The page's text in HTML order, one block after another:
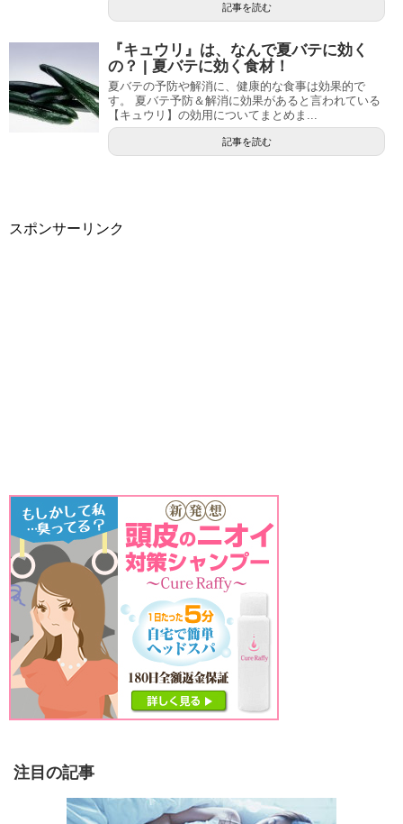
記事を読む
『キュウリ』は、なんで夏バテに効く
の？ | 夏バテに効く食材！
夏バテの予防や解消に、健康的な食事は効果的で
す。 夏バテ予防＆解消に効果があると言われている
【キュウリ】の効用についてまとめま...
記事を読む
スポンサーリンク
注目の記事